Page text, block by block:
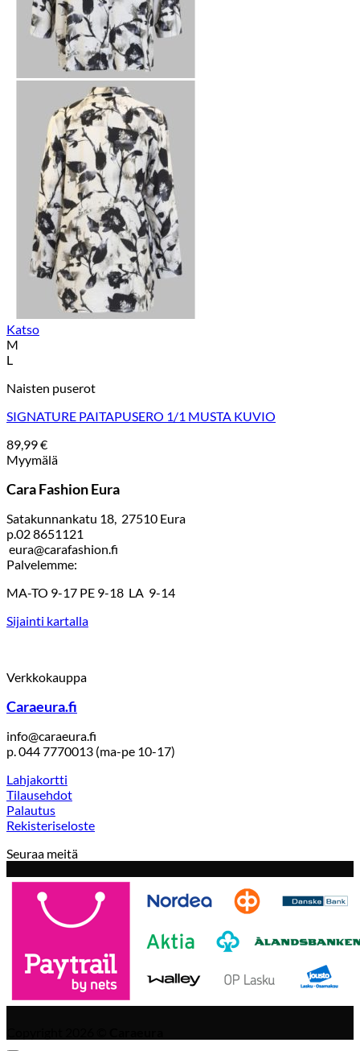
Katso
M
L
Naisten puserot
SIGNATURE PAITAPUSERO 1/1 MUSTA KUVIO
89,99€
Myymälä
Cara Fashion Eura
Satakunnankatu 18, 27510 Eura
p.02 8651121
eura@carafashion.fi
Palvelemme:
MA-TO 9-17 PE 9-18 LA 9-14
Sijainti kartalla
Verkkokauppa
Caraeura.fi
info@caraeura.fi
p. 044 7770013 (ma-pe 10-17)
Lahjakortti
Tilausehdot
Palautus
Rekisteriseloste
Seuraa meitä